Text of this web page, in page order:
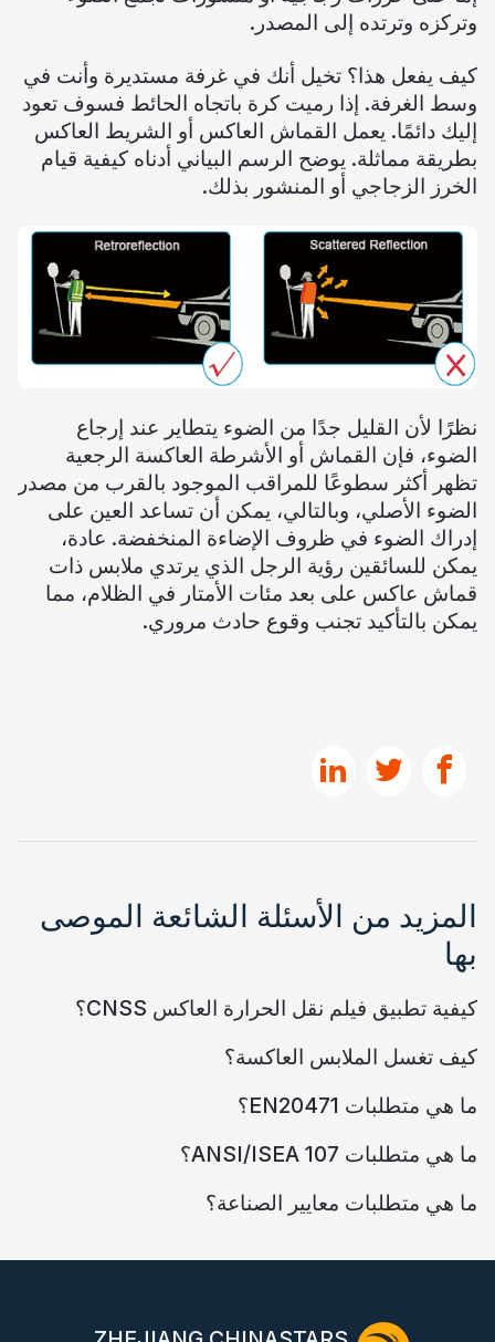
اتصال
وتركزه وترتده إلى المصدر.
كيف يفعل هذا؟ تخيل أنك في غرفة مستديرة وأنت في
وسط الغرفة. إذا رميت كرة باتجاه الحائط فسوف تعود
إليك دائمًا. يعمل القماش العاكس أو الشريط العاكس
بطريقة مماثلة. يوضح الرسم البياني أدناه كيفية قيام
الخرز الزجاجي أو المنشور بذلك.
نظرًا لأن القليل جدًا من الضوء يتطاير عند إرجاع
الضوء، فإن القماش أو الأشرطة العاكسة الرجعية
تظهر أكثر سطوعًا للمراقب الموجود بالقرب من مصدر
الضوء الأصلي، وبالتالي، يمكن أن تساعد العين على
إدراك الضوء في ظروف الإضاءة المنخفضة. عادة،
يمكن للسائقين رؤية الرجل الذي يرتدي ملابس ذات
قماش عاكس على بعد مئات الأمتار في الظلام، مما
يمكن بالتأكيد تجنب وقوع حادث مروري.
المزيد من الأسئلة الشائعة الموصى
بها
كيفية تطبيق فيلم نقل الحرارة العاكس CNSS؟
كيف تغسل الملابس العاكسة؟
ما هي متطلبات EN20471؟
ما هي متطلبات ANSI/ISEA 107؟
ما هي متطلبات معايير الصناعة؟